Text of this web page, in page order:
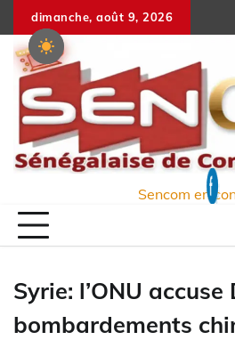
to
content
dimanche, août 9, 2026
Sencom en
Syrie: l’ONU
bombardements